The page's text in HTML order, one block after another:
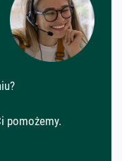
pomożemy.